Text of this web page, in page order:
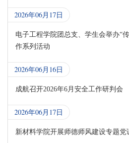
2026年06月17日
电子工程学院团总支、学生会举办“
作系列活动
2026年06月16日
成航召开2026年6月安全工作研判会
2026年06月17日
新材料学院开展师德师风建设专题党